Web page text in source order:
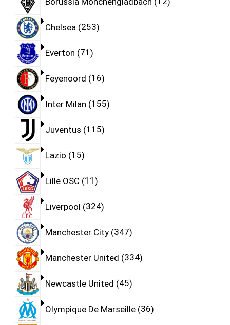
Chelsea 253
Everton 71
Feyenoord 16
Inter Milan 155
Juventus 115
Lazio 15
Lille OSC 11
Liverpool 324
Manchester City 347
Manchester United 334
Newcastle United 45
Olympique De Marseille 36